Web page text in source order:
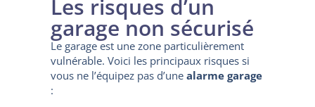
Les risques d’un
garage non sécurisé
Le garage est une zone particulièrement
vulnérable. Voici les principaux risques si
vous ne l’équipez pas d’unealarme garage
: